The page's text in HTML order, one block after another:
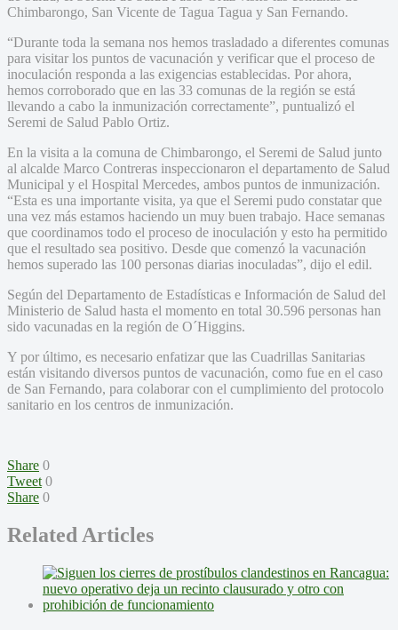
Chimbarongo, San Vicente de Tagua Tagua y San Fernando.
“Durante toda la semana nos hemos trasladado a diferentes comunas
para visitar los puntos de vacunación y verificar que el proceso de
inoculación responda a las exigencias establecidas. Por ahora,
hemos corroborado que en las 33 comunas de la región se está
llevando a cabo la inmunización correctamente”, puntualizó el
Seremi de Salud Pablo Ortiz.
En la visita a la comuna de Chimbarongo, el Seremi de Salud junto
al alcalde Marco Contreras inspeccionaron el departamento de Salud
Municipal y el Hospital Mercedes, ambos puntos de inmunización.
“Esta es una importante visita, ya que el Seremi pudo constatar que
una vez más estamos haciendo un muy buen trabajo. Hace semanas
que coordinamos todo el proceso de inoculación y esto ha permitido
que el resultado sea positivo. Desde que comenzó la vacunación
hemos superado las 100 personas diarias inoculadas”, dijo el edil.
Según del Departamento de Estadísticas e Información de Salud del
Ministerio de Salud hasta el momento en total 30.596 personas han
sido vacunadas en la región de O´Higgins.
Y por último, es necesario enfatizar que las Cuadrillas Sanitarias
están visitando diversos puntos de vacunación, como fue en el caso
de San Fernando, para colaborar con el cumplimiento del protocolo
sanitario en los centros de inmunización.
Share 0
Tweet 0
Share 0
Related Articles